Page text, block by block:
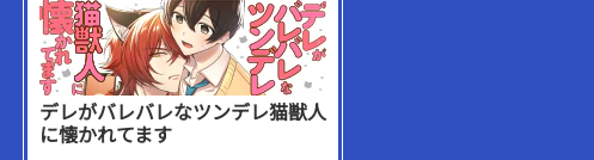
デレがバレバレなツンデレ猫獣人
に懐かれてます